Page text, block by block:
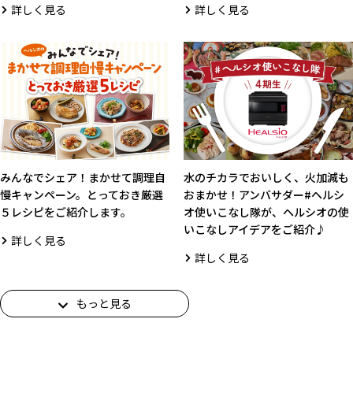
詳しく見る
詳しく見る
みんなでシェア！まかせて調理自
慢キャンペーン。とっておき厳選
５レシピをご紹介します。
詳しく見る
水のチカラでおいしく、火加減も
おまかせ！アンバサダー#ヘルシ
オ使いこなし隊が、ヘルシオの使
いこなしアイデアをご紹介♪
詳しく見る
もっと見る